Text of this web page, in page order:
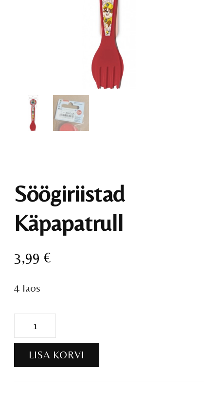
Söögiriistad
Käpapatrull
3,99 €
4 laos
Söögiriistad
Käpapatrull
kogus
LISA KORVI